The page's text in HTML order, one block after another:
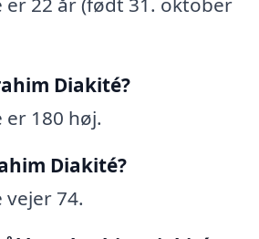
Diakité?
180 høj.
Diakité?
74.